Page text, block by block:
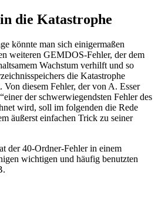
in die Katastrophe
könnte man sich einigermaßen
weiteren GEMDOS-Fehler, der dem
Wachstum verhilft und so
die Katastrophe
diesem Fehler, der von A. Esser
der schwerwiegendsten Fehler des
wird, soll im folgenden die Rede
äußerst einfachen Trick zu seiner
der 40-Ordner-Fehler in einem
wichtigen und häufig benutzten